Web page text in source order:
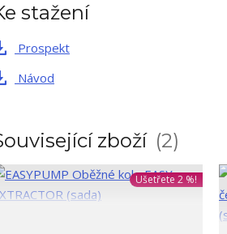
stažení
Prospekt
Návod
zboží 2
Ušetřete 2 %!